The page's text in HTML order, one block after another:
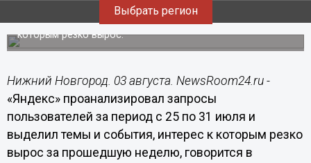
Выбрать регион
«Яндекс» проанализировал запросы пользователей за
период с 25 по 31 июля и выделил темы, интерес к
которым резко вырос.
Нижний Новгород. 03 августа. NewsRoom24.ru -
«Яндекс» проанализировал запросы
пользователей за период с 25 по 31 июля и
выделил темы и события, интерес к которым резко
вырос за прошедшую неделю, говорится в